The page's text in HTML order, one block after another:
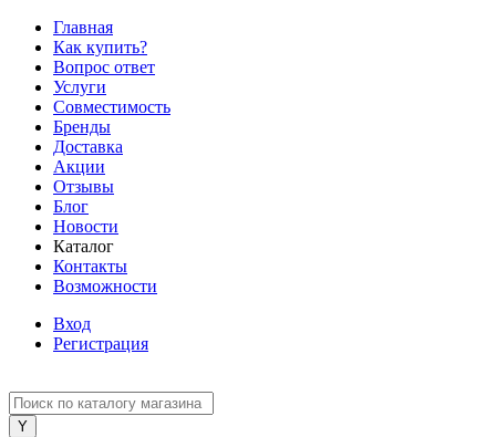
Главная
Как купить?
Вопрос ответ
Услуги
Совместимость
Бренды
Доставка
Акции
Отзывы
Блог
Новости
Каталог
Контакты
Возможности
Вход
Регистрация